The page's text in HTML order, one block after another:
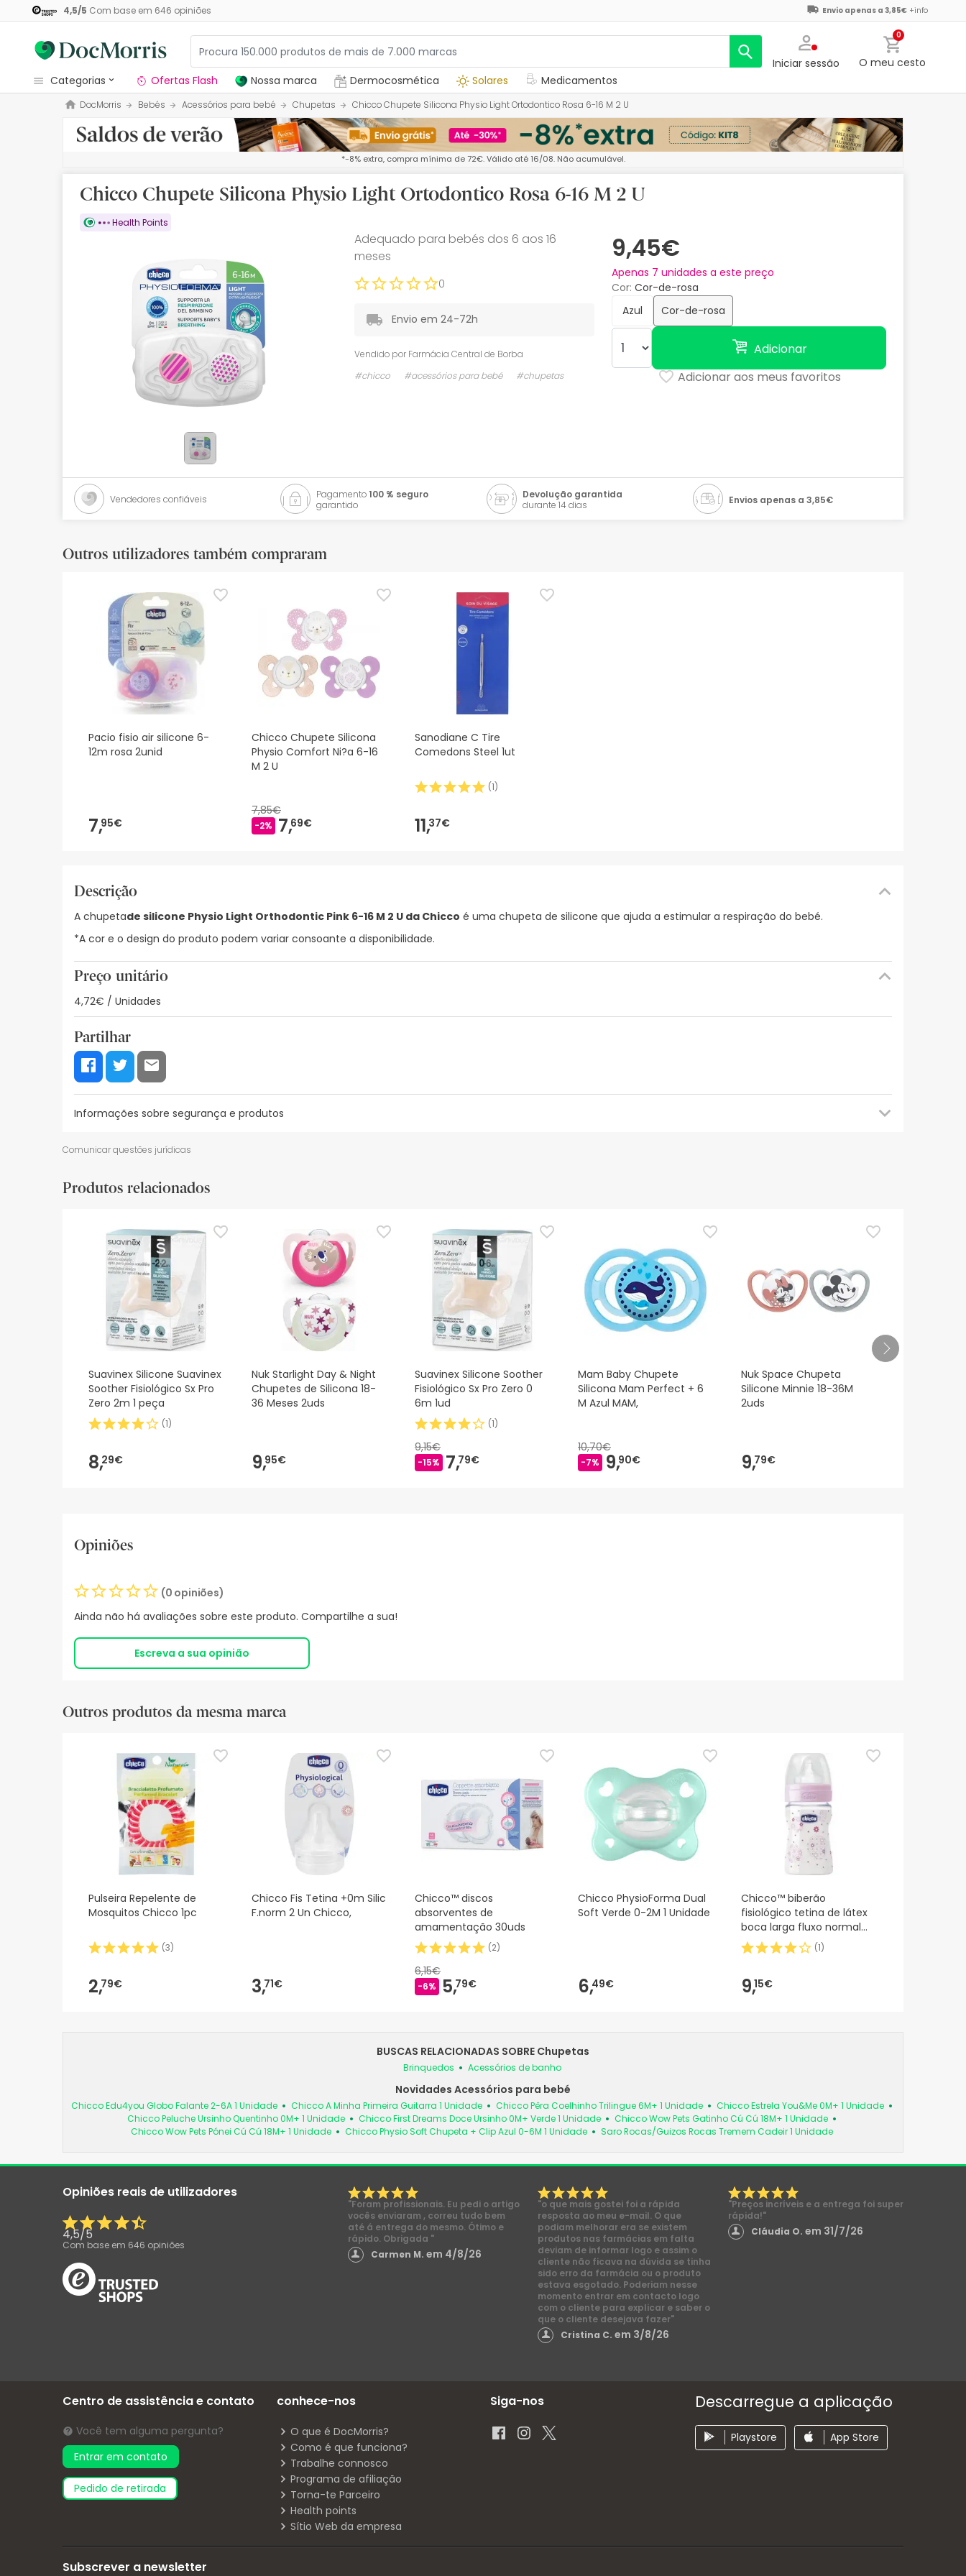
4,5/5 Com base em 646 opiniões Envio apenas a 3,85€ +info
Iniciar sessão
0
O meu cesto
categorias
Dermocosmetica
Nossa marca
Medicamentos
Cosmética
Promoções
Mais vendidos
Ofertas Flash Nossa marca Dermocosmética Solares Medicamentos
DocMorris Bebés Acessórios para bebé Chupetas Chicco Chupete Silicona Physio Light Ortodontico Rosa 6-16 M 2 U
*-8% extra, compra mínima de 72€. Válido até 16/08. Não acumulável.
Chicco Chupete Silicona Physio Light Ortodontico Rosa 6-16 M 2 U
Health Points
9,45€
Apenas 7 unidades a este preço
Cor
Cor-de-rosa
Azul
Cor-de-rosa
Adicionar
Adicionar aos meus favoritos
Adequado para bebés dos 6 aos 16
meses
0
Envio em 24-72h
Vendido por Farmácia Central de Borba
#chicco
#acessórios para bebé #chupetas
Vendedores confiáveis Pagamento100 % seguro
garantido
Devolução garantida
durante 14 dias
Envios apenas a 3,85€
Outros utilizadores também compraram
Pacio fisio air silicone 6-
12m rosa 2unid
7,95€
Chicco Chupete Silicona
Physio Comfort Ni?a 6-16
M 2 U
7,85€
-2% 7,69€
Sanodiane C Tire
Comedons Steel 1ut
(1)
11,37€
Descrição
A chupetade silicone Physio Light Orthodontic Pink 6-16 M 2 U da Chicco é uma chupeta de silicone que ajuda a estimular a respiração do bebé.
*A cor e o design do produto podem variar consoante a disponibilidade.
Preço unitário
4,72€ / Unidades
Partilhar
Informações sobre segurança e produtos
Recursos de segurança visual
De momento, não dispomos de imagens de segurança para este produto, mas estamos a trabalhar nisso. Recomendamos que voltes mais tarde para veres as
sobre segurança, não hesites em contactar-nos. Além disso, se desejares, também podes devolver o produto seguindo os
nossos termos e condições
Comunicar questões jurídicas
Produtos relacionados
Suavinex Silicone Suavinex
Soother Fisiológico Sx Pro
Zero 2m 1 peça
(1)
8,29€
Nuk Starlight Day & Night
Chupetes de Silicona 18-
36 Meses 2uds
9,95€
Suavinex Silicone Soother
Fisiológico Sx Pro Zero 0
6m 1ud
(1)
9,15€
-15% 7,79€
Mam Baby Chupete
Silicona Mam Perfect + 6
M Azul MAM,
10,70€
-7% 9,90€
Nuk Space Chupeta
Silicone Minnie 18-36M
2uds
9,79€
Opiniões
(0 opiniões)
Ainda não há avaliações sobre este produto. Compartilhe a sua!
Escreva a sua opinião
Outros produtos da mesma marca
Pulseira Repelente de
Mosquitos Chicco 1pc
(3)
2,79€
Chicco Fis Tetina +0m Silic
F.norm 2 Un Chicco,
3,71€
Chicco™ discos
absorventes de
amamentação 30uds
(2)
6,15€
-6% 5,79€
Chicco PhysioForma Dual
Soft Verde 0-2M 1 Unidade
6,49€
Chicco™ biberão
fisiológico tetina de látex
boca larga fluxo normal
rosa 150ml 1ud
(1)
9,15€
BUSCAS RELACIONADAS SOBRE Chupetas
Brinquedos Acessórios de banho
Novidades Acessórios para bebé
Chicco Edu4you Globo Falante 2-6A 1 Unidade Chicco A Minha Primeira Guitarra 1 Unidade Chicco Pêra Coelhinho Trilingue 6M+ 1 Unidade
Chicco Estrela You&Me 0M+ 1 Unidade
Chicco Peluche Ursinho Quentinho 0M+ 1 Unidade
Chicco First Dreams Doce Ursinho 0M+ Verde 1 Unidade
Chicco Wow Pets Gatinho Cú Cú 18M+ 1 Unidade
Chicco Wow Pets Pónei Cú Cú 18M+ 1 Unidade
Chicco Physio Soft Chupeta + Clip Azul 0-6M 1 Unidade Saro Rocas/Guizos Rocas Tremem Cadeir 1 Unidade
Opiniões reais de utilizadores
4,5/5
Com base em 646 opiniões
"Foram profissionais. Eu pedi o artigo
vocês enviaram , correu tudo bem
até á entrega do mesmo. Ótimo e
rápido. Obrigada "
Carmen M. em 4/8/26
"o que mais gostei foi a rápida
resposta ao meu e-mail. O que
podiam melhorar era se existem
produtos nas farmácias em falta
deviam de informar logo e assim o
cliente não ficava na dúvida se tinha
sido erro da farmácia ou o produto
estava esgotado. Poderiam nesse
momento entrar em contacto logo
com o cliente para explicar e saber o
que o cliente desejava fazer"
Cristina C.em 3/8/26
"Preços incríveis e a entrega foi super
rápida!"
Cláudia O. em 31/7/26
Centro de assistência e contato
Você tem alguma pergunta?
Entrar em contato
pedido de retirada
conhece-nos
O que é DocMorris?
Como é que funciona?
Trabalhe connosco
Programa de afiliação
Torna-te Parceiro
Health points
Sítio Web da empresa
Siga-nos Descarregue a aplicação
Playstore App Store
Subscrever a newsletter